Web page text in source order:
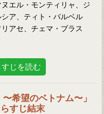
エル・モンティリャ、ジ
ア、ティト・バルベル
アセ、チェマ・ブラス
じを読む
〜希望のベトナム〜」
すじ結末